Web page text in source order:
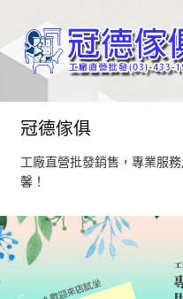
略
過
導
覽
跳
至
內
容
首頁
家具商品
超值商品區
冠德傢俱
工廠直營批發銷售，專業服
馨！